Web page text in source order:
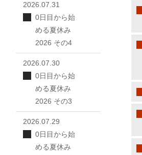
2026.07.31
0日目から始
める夏休み
2026 その4
2026.07.30
0日目から始
める夏休み
2026 その3
2026.07.29
0日目から始
める夏休み